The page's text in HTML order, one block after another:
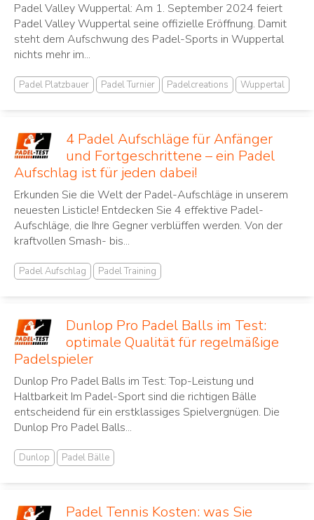
Padel Valley Wuppertal: Am 1. September 2024 feiert
Padel Valley Wuppertal seine offizielle Eröffnung. Damit
steht dem Aufschwung des Padel-Sports in Wuppertal
nichts mehr im...
Padel Platzbauer Padel Turnier Padelcreations Wuppertal
4 Padel Aufschläge für Anfänger
und Fortgeschrittene – ein Padel
Aufschlag ist für jeden dabei!
Erkunden Sie die Welt der Padel-Aufschläge in unserem
neuesten Listicle! Entdecken Sie 4 effektive Padel-
Aufschläge, die Ihre Gegner verblüffen werden. Von der
kraftvollen Smash- bis...
Padel Aufschlag Padel Training
Dunlop Pro Padel Balls im Test:
optimale Qualität für regelmäßige
Padelspieler
Dunlop Pro Padel Balls im Test: Top-Leistung und
Haltbarkeit Im Padel-Sport sind die richtigen Bälle
entscheidend für ein erstklassiges Spielvergnügen. Die
Dunlop Pro Padel Balls...
Dunlop Padel Bälle
Padel Tennis Kosten: was Sie